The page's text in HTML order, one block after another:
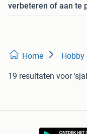
verbeteren of aan te
Home Hobby
19 resultaten voor